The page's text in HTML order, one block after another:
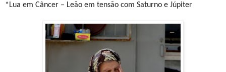
*Lua em Câncer – Leão em tensão com Saturno e Júpiter